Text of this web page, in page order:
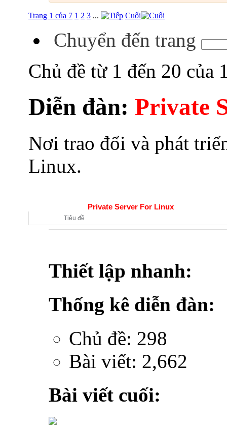
Trang 1 của 7 1 2 3 ... Cuối
Chuyển đến trang
Chủ đề từ 1 đến 20 của
Diễn đàn: Private
Nơi trao đổi và phát
Linux.
Private Server For Linux
Tiêu đề
Thiết lập nhanh:
Thống kê diễn đàn:
Chủ đề: 298
Bài viết: 2,662
Bài viết cuối: